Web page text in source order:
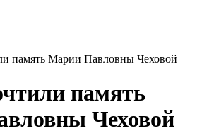
память Марии Павловны Чеховой
память
Чеховой